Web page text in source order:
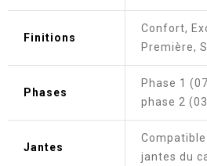
Finitions
Confort,
Première,
Phases
Phase 1
phase 2
Jantes
jantes du